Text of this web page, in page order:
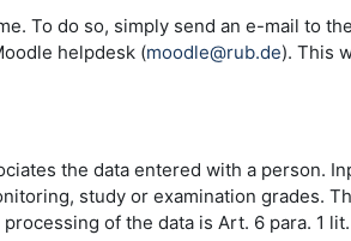
To do so, simply send an e-mail to
helpdesk (moodle@rub.de). This
the data entered with a person.
study or examination grades.
of the data is Art. 6 para. 1 lit.